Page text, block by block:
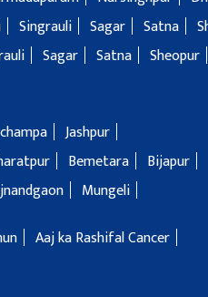
Singrauli Sagar Satna
Sagar Satna
Sheopur
Jashpur
Bemetara
Bijapur
Mungeli
Aaj ka Rashifal Cancer